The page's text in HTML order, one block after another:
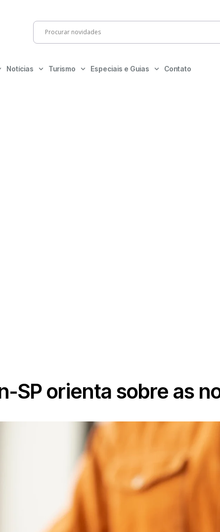
Notícias Turismo Especiais e Guias Contato
SP orienta sobre as